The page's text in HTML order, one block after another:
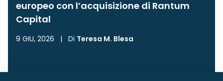
europeo con l’acquisizione di Rantum
Capital
9 GIU, 2026 | Di Teresa M. Blesa